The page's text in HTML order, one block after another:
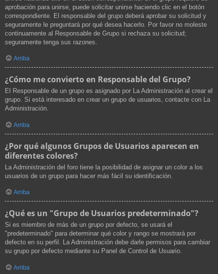
aprobación para unirse, puede solicitar unirse haciendo clic en el botón
correspondiente. El responsable del grupo deberá aprobar su solicitud y
seguramente le preguntará por qué desea hacerlo. Por favor no moleste
continuamente al Responsable de Grupo si rechaza su solicitud;
seguramente tenga sus razones.
Arriba
¿Cómo me convierto en Responsable del Grupo?
El Responsable de un grupo es asignado por La Administración al crear el
grupo. Si está interesado en crear un grupo de usuarios, contacte con La
Administración.
Arriba
¿Por qué algunos Grupos de Usuarios aparecen en
diferentes colores?
La Administración del foro tiene la posibilidad de asignar un color a los
usuarios de un grupo para hacer más fácil su identificación.
Arriba
¿Qué es un "Grupo de Usuarios predeterminado"?
Si es miembro de más de un grupo por defecto, se usará el
"predeterminado" para determinar qué color y rango se mostrará por
defecto en su perfil. La Administración debe darle permisos para cambiar
su grupo por defecto mediante su Panel de Control de Usuario.
Arriba